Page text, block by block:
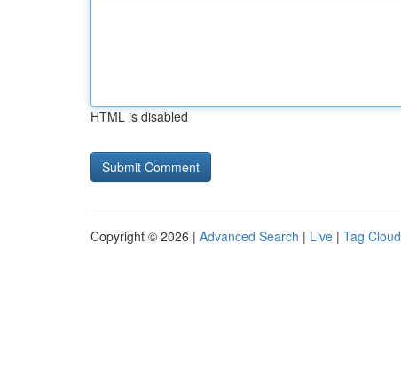
HTML is disabled
Copyright © 2026 | Advanced Search | Live | Tag Cloud